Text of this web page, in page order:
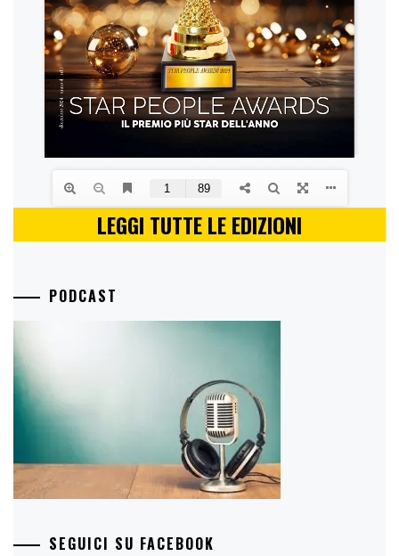
LEGGI TUTTE LE EDIZIONI
PODCAST
SEGUICI SU FACEBOOK